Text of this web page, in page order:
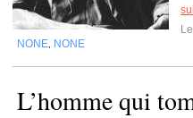
NONE NONE
L’homme qui